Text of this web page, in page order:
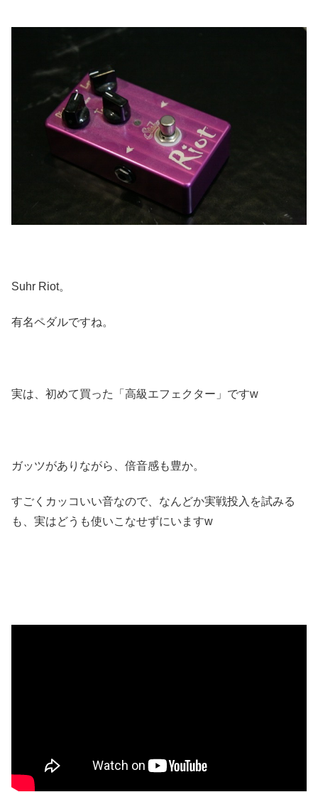
Suhr Riot。
有名ペダルですね。
実は、初めて買った「高級エフェクター」ですw
ガッツがありながら、倍音感も豊か。
すごくカッコいい音なので、なんどか実戦投入を試みる
も、実はどうも使いこなせずにいますw